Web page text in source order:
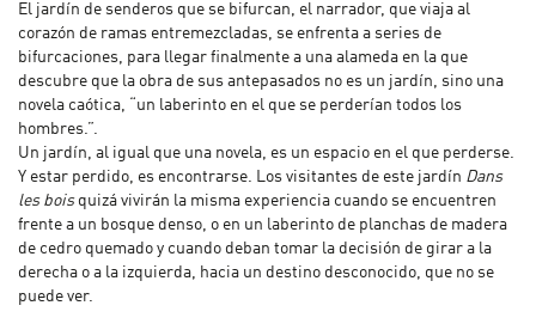
El jardín de senderos que se bifurcan, el narrador, que viaja al
corazón de ramas entremezcladas, se enfrenta a series de
bifurcaciones, para llegar finalmente a una alameda en la que
descubre que la obra de sus antepasados no es un jardín, sino una
novela caótica, “un laberinto en el que se perderían todos los
hombres.”.
Un jardín, al igual que una novela, es un espacio en el que perderse.
Y estar perdido, es encontrarse. Los visitantes de este jardín Dans
les boisquizá vivirán la misma experiencia cuando se encuentren
frente a un bosque denso, o en un laberinto de planchas de madera
de cedro quemado y cuando deban tomar la decisión de girar a la
derecha o a la izquierda, hacia un destino desconocido, que no se
puede ver.